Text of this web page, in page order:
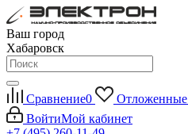
Ваш город
Хабаровск
Сравнение0 Отложенные
ВойтиМой кабинет